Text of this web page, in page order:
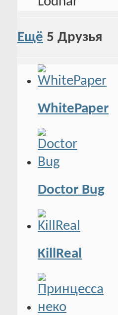
Ещё 5 Друзья
WhitePaper
Doctor Bug
KillReal